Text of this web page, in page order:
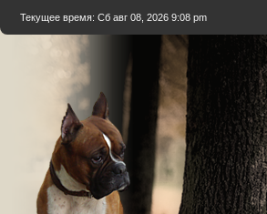
Текущее время: Сб авг 08, 2026 9:08 pm